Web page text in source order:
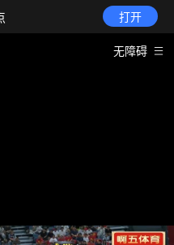
打开
无障碍